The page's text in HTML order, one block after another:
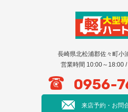
長崎県北松浦郡佐々町小
営業時間 10:00～18:00 /
0956-
来店予約・お問